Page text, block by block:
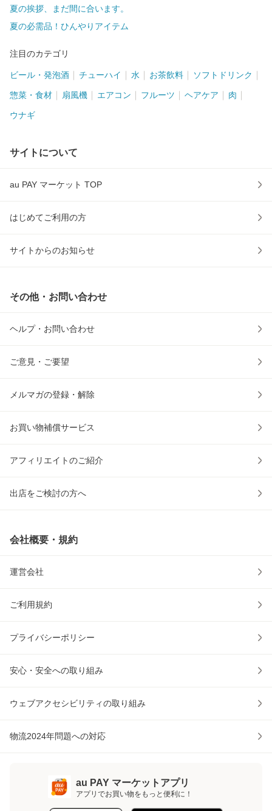
夏の挨拶、まだ間に合います。
夏の必需品！ひんやりアイテム
注目のカテゴリ
ビール・発泡酒 チューハイ 水 お茶飲料 ソフトドリンク
惣菜・食材 扇風機 エアコン フルーツ ヘアケア 肉
ウナギ
サイトについて
au PAY マーケット TOP
はじめてご利用の方
サイトからのお知らせ
その他・お問い合わせ
ヘルプ・お問い合わせ
ご意見・ご要望
メルマガの登録・解除
お買い物補償サービス
アフィリエイトのご紹介
出店をご検討の方へ
会社概要・規約
運営会社
ご利用規約
プライバシーポリシー
安心・安全への取り組み
ウェブアクセシビリティの取り組み
物流2024年問題への対応
au PAY マーケットアプリ
アプリでお買い物をもっと便利に！